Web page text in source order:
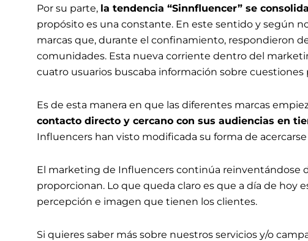
Por su parte, la tendencia “Sinnfluencer” se
propósito es una constante. En este sentido y según
marcas que, durante el confinamiento, respondieron
comunidades. Esta nueva corriente dentro del
cuatro usuarios buscaba información sobre
Es de esta manera en que las diferentes marcas
contacto directo y cercano con sus audiencias en
Influencers han visto modificada su forma de
El marketing de Influencers continúa reinventándose
proporcionan. Lo que queda claro es que a día de hoy
percepción e imagen que tienen los clientes.
Si quieres saber más sobre nuestros servicios y/o